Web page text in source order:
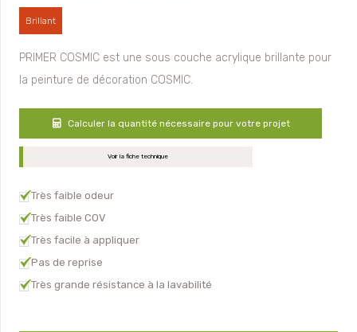
Brillant
PRIMER COSMIC est une sous couche acrylique brillante pour
la peinture de décoration COSMIC.
Calculer la quantité nécessaire pour votre projet
Voir la fiche technique
Très faible odeur
Très faible COV
Très facile à appliquer
Pas de reprise
Très grande résistance à la lavabilité